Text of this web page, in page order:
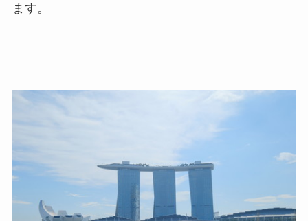
ます。